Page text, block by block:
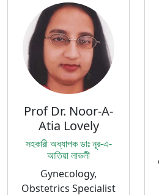
Prof Dr. Noor-A-
Atia Lovely
সহকারী অধ্যাপক ডাঃ নূর-এ-
আতিয়া লাভলী
Gynecology,
Obstetrics Specialist